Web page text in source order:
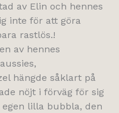
av Elin och hennes
inte för att göra
rastlös.!
av hennes
hängde såklart på
nöjt i förväg för sig
lilla bubbla, den